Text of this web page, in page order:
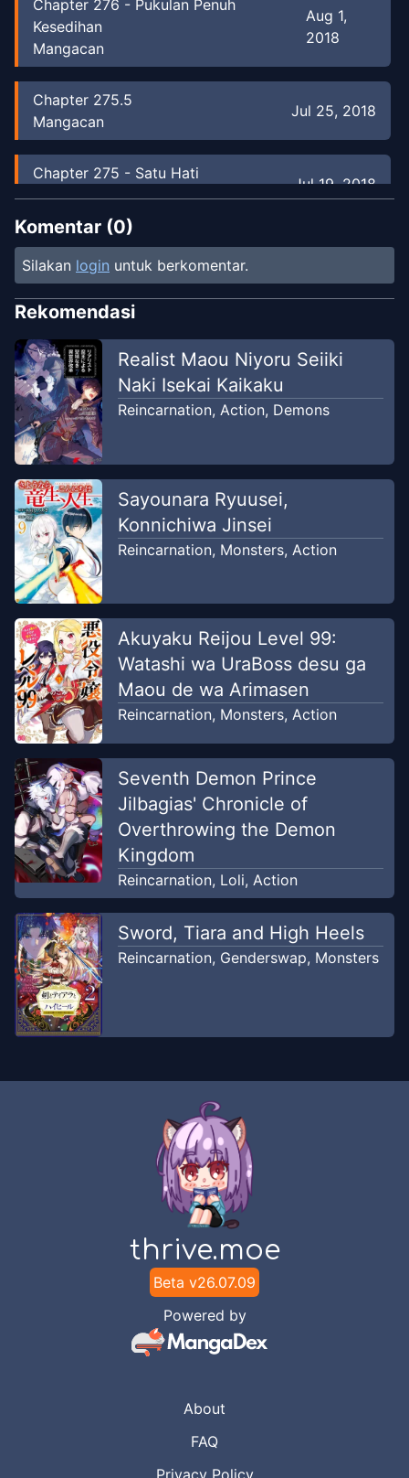
Chapter 276 - Pukulan Penuh
Kesedihan
Mangacan
Aug 1,
2018
Chapter 275.5
Mangacan
Jul 25, 2018
Chapter 275 - Satu Hati
Mangacan
Jul 19, 2018
Chapter274.5-Side Story: Ratu
Altar
2018
Chapter274-Malaikat Jatuh
Keputusasaan, Mael
Mangacan
Jul 10,
Chapter273
Mangacan
Chapter272-Pertempuran
Abadi
Mangacan
2018
Chapter271-Perasaan yang
Tulus
Mangacan
Jun 13,
2018
Chapter270.5-Side Story
Mangacan
Jun 7, 2018
Chapter270 -Pertemuan dengan
yang Tak Dikenal
Mangacan
Chapter269-Kehidupan
Mangacan
May 29,
2018
Komentar (0)
Silakan login untuk berkomentar.
Rekomendasi
Realist Maou Niyoru Seiiki
Naki Isekai Kaikaku
Reincarnation, Action, Demons
Sayounara Ryuusei,
Konnichiwa Jinsei
Reincarnation, Monsters, Action
Akuyaku Reijou Level 99:
Watashi wa UraBoss desu ga
Maou de wa Arimasen
Reincarnation, Monsters, Action
Seventh Demon Prince
Jilbagias' Chronicle of
Overthrowing the Demon
Kingdom
Reincarnation, Loli, Action
Sword, Tiara and High Heels
Reincarnation, Genderswap, Monsters
thrive.moe
Beta v26.07.09
Powered by
About
FAQ